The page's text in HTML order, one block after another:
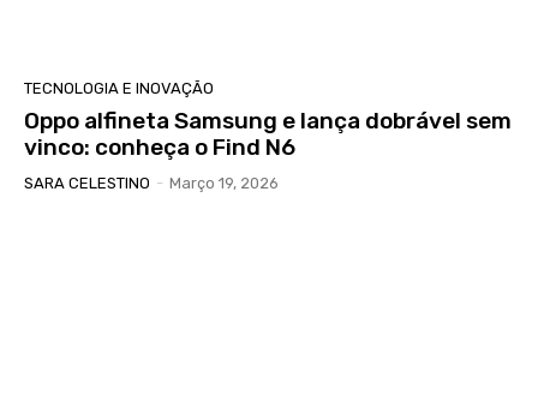
TECNOLOGIA E INOVAÇÃO
Oppo alfineta Samsung e lança dobrável sem
vinco: conheça o Find N6
SARA CELESTINO - Março 19, 2026